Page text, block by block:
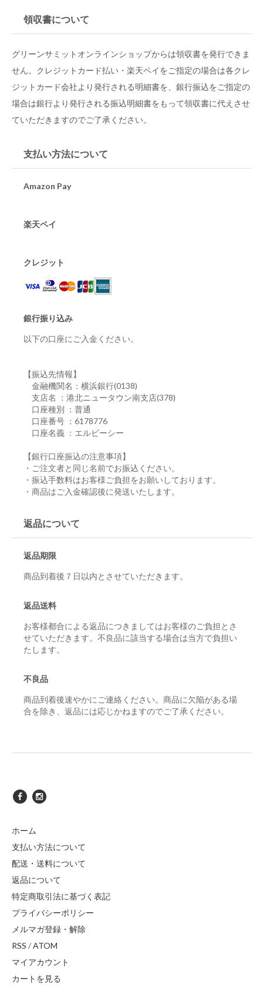
領収書について
グリーンサミットオンラインショップからは領収書を発行できま
せん。クレジットカード払い・楽天ペイをご指定の場合は各クレ
ジットカード会社より発行される明細書を、銀行振込をご指定の
場合は銀行より発行される振込明細書をもって領収書に代えさせ
ていただきますのでご了承ください。
支払い方法について
Amazon Pay
楽天ペイ
クレジット
銀行振り込み
以下の口座にご入金ください。
【振込先情報】
金融機関名：横浜銀行(0138)
支店名 ：港北ニュータウン南支店(378)
口座種別 ：普通
口座番号 ：6178776
口座名義 ：エルビーシー
【銀行口座振込の注意事項】
・ご注文者と同じ名前でお振込ください。
・振込手数料はお客様ご負担をお願いしております。
・商品はご入金確認後に発送いたします。
返品について
返品期限
商品到着後７日以内とさせていただきます。
返品送料
お客様都合による返品につきましてはお客様のご負担とさ
せていただきます。不良品に該当する場合は当方で負担い
たします。
不良品
商品到着後速やかにご連絡ください。商品に欠陥がある場
合を除き、返品には応じかねますのでご了承ください。
ホーム
支払い方法について
配送・送料について
返品について
特定商取引法に基づく表記
プライバシーポリシー
メルマガ登録・解除
RSS /ATOM
マイアカウント
カートを見る